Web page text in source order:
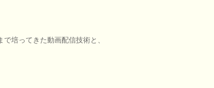
培ってきた動画配信技術と、